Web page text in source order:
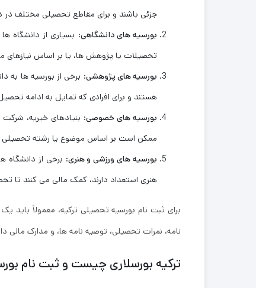
جزئی باشند و برای مقاطع تحصیلی مختلف در
بورسیه‌ های دانشگاهی: بسیاری از دانشگاه
تحصیلات یا پژوهش ‌ها، یا بر اساس نیازهای
بورسیه‌ های پژوهشی: برخی از بورسیه‌ ها به
هستند و برای افرادی که تمایل به ادامه
بورسیه ‌های خصوصی: بنیادهای خیریه،
ممکن است بر اساس موضوع یا رشته تحصیلی
بورسیه ‌های ورزشی و هنری: برخی از دانشگاه‌
هنری استعداد دارند، کمک مالی می‌ کنند تا
برای ثبت نام بورسیه تحصیلی ترکیه، معمولاً باید
‌نامه، نمرات تحصیلی، توصیه ‌نامه‌ ها، و مدارک
ترکیه بورسلاری چیست و ثبت نام